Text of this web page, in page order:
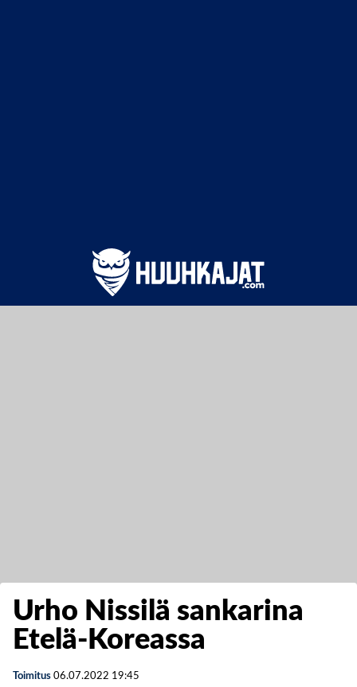
Urho Nissilä sankarina
Etelä-Koreassa
Toimitus 06.07.2022 19:45